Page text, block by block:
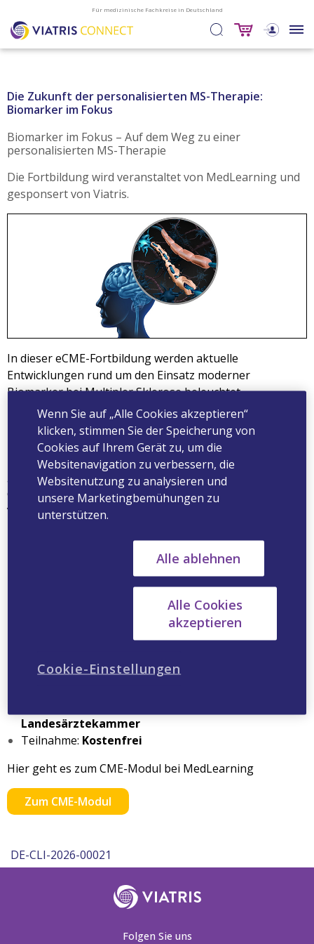
Für medizinische Fachkreise in Deutschland
Die Zukunft der personalisierten MS-Therapie:
Biomarker im Fokus
Biomarker im Fokus – Auf dem Weg zu einer
personalisierten MS-Therapie
Die Fortbildung wird veranstaltet von MedLearning und
gesponsert von Viatris.
In dieser eCME-Fortbildung werden aktuelle
Entwicklungen rund um den Einsatz moderner
Biomarker bei Multipler Sklerose beleuchtet.
Thematisiert werden praxisrelevante diagnostische und
prognostische Konzepte, darunter die optische
Kohärenztomographie als nicht-invasive Methode zur
Beurteilung neurodegenerativer Veränderungen sowie
genetische Marker zur differenzierteren Einschätzung
des individuellen Therapieansprechens. Die Fortbildung
verdeutlicht, welchen Beitrag Biomarker heute leisten,
Therapieentscheidungen zunehmend
Priv.-Doz. Dr. med. Julia Krämer, Univ.-
Prof. Dr. rer. nat. Nicholas Schwab
06.04.2027
Bearbeitungszeit:45 Minuten
Landesärztekammer
Teilnahme: Kostenfrei
Hier geht es zum CME-Modul bei MedLearning
Zum CME-Modul
DE-CLI-2026-00021
Folgen Sie uns
Wenn Sie auf „Alle Cookies akzeptieren“
klicken, stimmen Sie der Speicherung von
Cookies auf Ihrem Gerät zu, um die
Websitenavigation zu verbessern, die
Websitenutzung zu analysieren und
unsere Marketingbemühungen zu
unterstützen.
Alle ablehnen
Alle Cookies
akzeptieren
Cookie-Einstellungen